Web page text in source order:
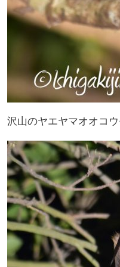
沢山のヤエヤマオオコ